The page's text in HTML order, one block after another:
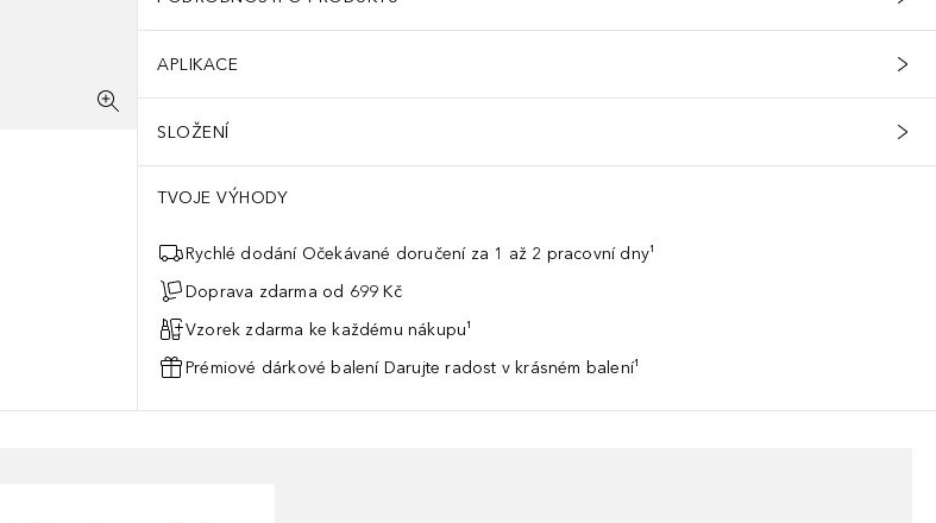
APLIKACE
SLOŽENÍ
TVOJE VÝHODY
Rychlé dodání Očekávané doručení za 1 až 2 pracovní dny¹
Doprava zdarma od 699 Kč
Vzorek zdarma ke každému nákupu¹
Prémiové dárkové balení Darujte radost v krásném balení¹